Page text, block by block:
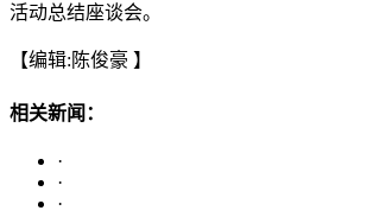
活动总结座谈会。
【编辑:陈俊豪 】
相关新闻：
·
·
·